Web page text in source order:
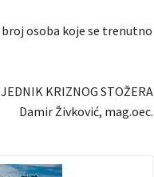
osoba koje se trenutno
KRIZNOG STOŽERA
Damir Živković, mag.oec.